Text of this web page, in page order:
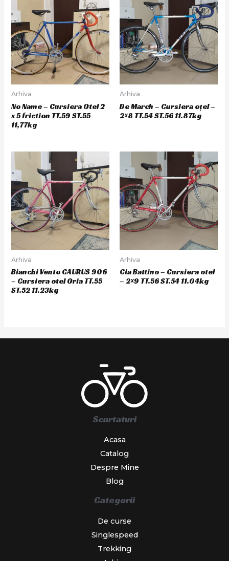
Arhiva
No Name – Cursiera Otel 2
x 5 friction TT.59 ST.55
11,77kg
Arhiva
De March – Cursiera oțel –
2×8 TT.54 ST.56 11.87kg
Arhiva
Bianchi Vento CAURUS 906
– Cursiera otel Oria TT.55
ST.52 11.23kg
Arhiva
Cia Battino – Cursiera otel
– 2×9 TT.56 ST.54 11.04kg
Scurtaturi
Acasa
Catalog
Despre Mine
Blog
Categorii
De curse
Singlespeed
Trekking